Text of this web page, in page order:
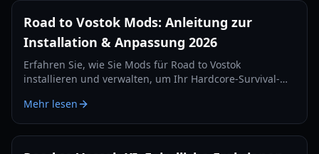
Road to Vostok Mods: Anleitung zur
Installation & Anpassung 2026
Erfahren Sie, wie Sie Mods für Road to Vostok
installieren und verwalten, um Ihr Hardcore-Survival-
und Best Practices für die Anpassung kennen.
Mehr lesen